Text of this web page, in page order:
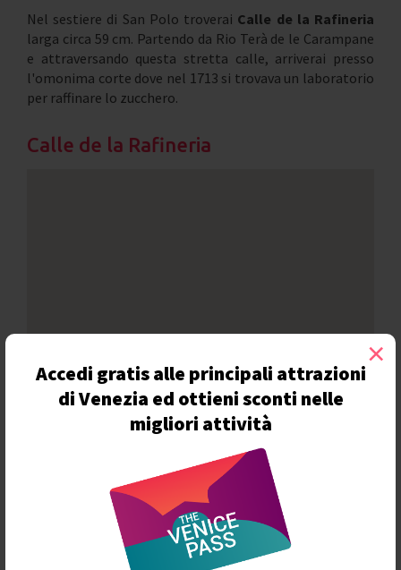
Accedi gratis alle principali attrazioni
di Venezia ed ottieni sconti nelle
migliori attività
×
Nel sestiere di San Polo troverai Calle de la Rafineria
larga circa 59 cm. Partendo da Rio Terà de le Carampane
e attraversando questa stretta calle, arriverai presso
l'omonima corte dove nel 1713 si trovava un laboratorio
per raffinare lo zucchero.
Calle de la Rafineria
2) Calesela dell'Ochio Grosso